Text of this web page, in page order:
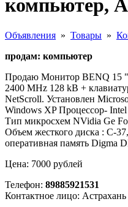
компьютер,
Объявления » Товары »
продам: компьютер
Продаю Монитор BENQ 15
2400 MHz 128 kB +
NetScroll. Установлен
Windows XP Процессор-
Тип микросхем NVidia Ge
Объем жесткого диска : С-
оперативная память Digma
Цена: 7000 рублей
Телефон: 89885921531
Контактное лицо: Астрахань